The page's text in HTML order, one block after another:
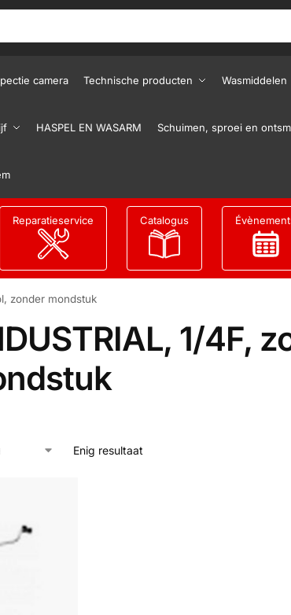
camera Technische producten Wasmiddelen
HASPEL EN WASARM Schuimen, sproei en
Reparatieservice Catalogus
zonder mondstuk
1/4F,
Enig resultaat